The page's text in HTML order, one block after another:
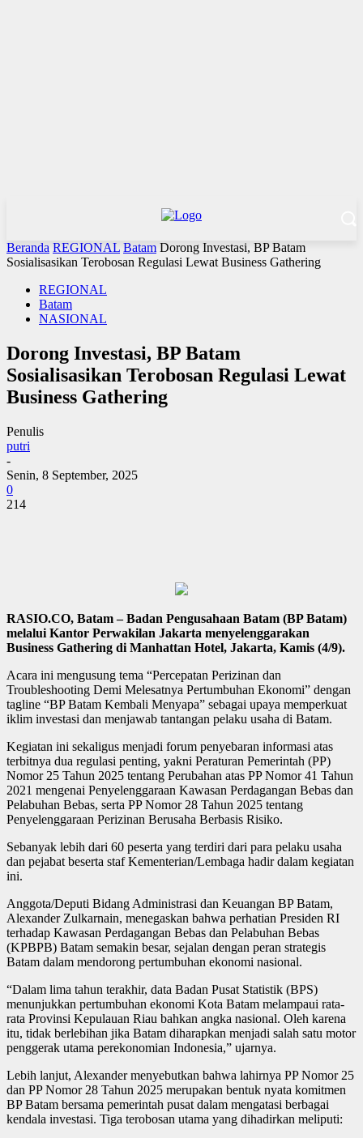
Beranda REGIONAL Batam Dorong Investasi, BP Batam
Sosialisasikan Terobosan Regulasi Lewat Business Gathering
REGIONAL
Batam
NASIONAL
Dorong Investasi, BP Batam
Sosialisasikan Terobosan Regulasi Lewat
Business Gathering
Penulis
putri
-
Senin, 8 September, 2025
0
214
RASIO.CO, Batam – Badan Pengusahaan Batam (BP Batam)
melalui Kantor Perwakilan Jakarta menyelenggarakan
Business Gathering di Manhattan Hotel, Jakarta, Kamis (4/9).
Acara ini mengusung tema “Percepatan Perizinan dan
Troubleshooting Demi Melesatnya Pertumbuhan Ekonomi” dengan
tagline “BP Batam Kembali Menyapa” sebagai upaya memperkuat
iklim investasi dan menjawab tantangan pelaku usaha di Batam.
Kegiatan ini sekaligus menjadi forum penyebaran informasi atas
terbitnya dua regulasi penting, yakni Peraturan Pemerintah (PP)
Nomor 25 Tahun 2025 tentang Perubahan atas PP Nomor 41 Tahun
2021 mengenai Penyelenggaraan Kawasan Perdagangan Bebas dan
Pelabuhan Bebas, serta PP Nomor 28 Tahun 2025 tentang
Penyelenggaraan Perizinan Berusaha Berbasis Risiko.
Sebanyak lebih dari 60 peserta yang terdiri dari para pelaku usaha
dan pejabat beserta staf Kementerian/Lembaga hadir dalam kegiatan
ini.
Anggota/Deputi Bidang Administrasi dan Keuangan BP Batam,
Alexander Zulkarnain, menegaskan bahwa perhatian Presiden RI
terhadap Kawasan Perdagangan Bebas dan Pelabuhan Bebas
(KPBPB) Batam semakin besar, sejalan dengan peran strategis
Batam dalam mendorong pertumbuhan ekonomi nasional.
“Dalam lima tahun terakhir, data Badan Pusat Statistik (BPS)
menunjukkan pertumbuhan ekonomi Kota Batam melampaui rata-
rata Provinsi Kepulauan Riau bahkan angka nasional. Oleh karena
itu, tidak berlebihan jika Batam diharapkan menjadi salah satu motor
penggerak utama perekonomian Indonesia,” ujarnya.
Lebih lanjut, Alexander menyebutkan bahwa lahirnya PP Nomor 25
dan PP Nomor 28 Tahun 2025 merupakan bentuk nyata komitmen
BP Batam bersama pemerintah pusat dalam mengatasi berbagai
kendala investasi. Tiga terobosan utama yang dihadirkan meliputi: